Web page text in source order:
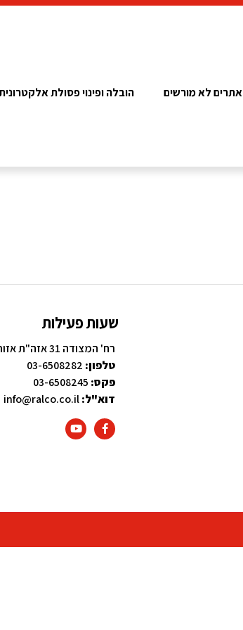
אתרים לא מורשים הובלה ופינוי פסולת
שעות פעילות
רח' המצודה 31 אזה"ת אזור, 58001
טלפון:
פקס:
דוא"ל: